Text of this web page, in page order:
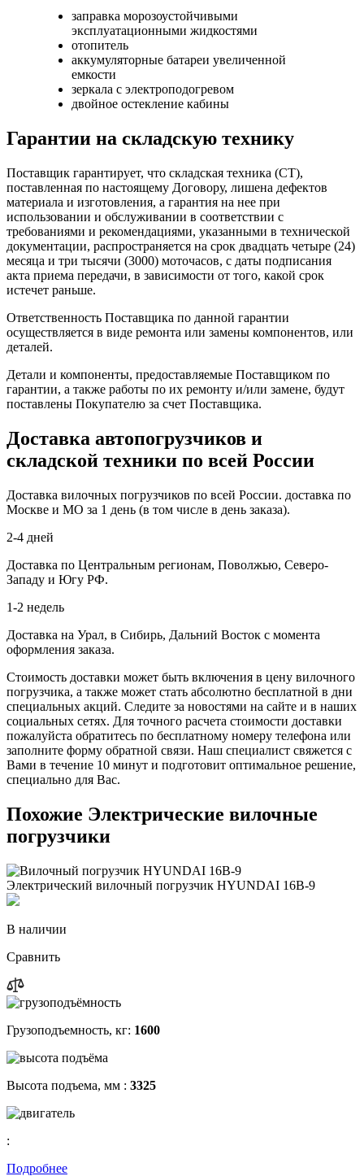
заправка морозоустойчивыми
эксплуатационными жидкостями
отопитель
аккумуляторные батареи увеличенной
емкости
зеркала с электроподогревом
двойное остекление кабины
Гарантии на складскую технику
Поставщик гарантирует, что складская техника (СТ),
поставленная по настоящему Договору, лишена дефектов
материала и изготовления, а гарантия на нее при
использовании и обслуживании в соответствии с
требованиями и рекомендациями, указанными в технической
документации, распространяется на срок двадцать четыре (24)
месяца и три тысячи (3000) моточасов, с даты подписания
акта приема передачи, в зависимости от того, какой срок
истечет раньше.
Ответственность Поставщика по данной гарантии
осуществляется в виде ремонта или замены компонентов, или
деталей.
Детали и компоненты, предоставляемые Поставщиком по
гарантии, а также работы по их ремонту и/или замене, будут
поставлены Покупателю за счет Поставщика.
Доставка автопогрузчиков и
складской техники по всей России
Доставка вилочных погрузчиков по всей России. доставка по
Москве и МО за 1 день (в том числе в день заказа).
2-4 дней
Доставка по Центральным регионам, Поволжью, Северо-
Западу и Югу РФ.
1-2 недель
Доставка на Урал, в Сибирь, Дальний Восток с момента
оформления заказа.
Стоимость доставки может быть включения в цену вилочного
погрузчика, а также может стать абсолютно бесплатной в дни
специальных акций. Следите за новостями на сайте и в наших
социальных сетях. Для точного расчета стоимости доставки
пожалуйста обратитесь по бесплатному номеру телефона или
заполните форму обратной связи. Наш специалист свяжется с
Вами в течение 10 минут и подготовит оптимальное решение,
специально для Вас.
Похожие Электрические вилочные
погрузчики
Электрический вилочный погрузчик HYUNDAI 16B-9
В наличии
Сравнить
Грузоподъемность, кг: 1600
Высота подъема, мм : 3325
:
Подробнее